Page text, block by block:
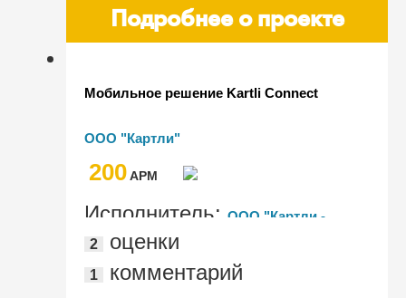
Подробнее о проекте
Мобильное решение Kartli Connect
ООО "Картли"
200AРМ
Исполнитель: ООО "Картли -
Информационные технологии"
2 оценки
1 комментарий